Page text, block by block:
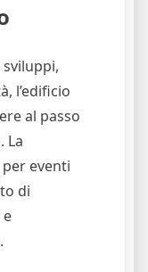
l’edificio
al passo
La
eventi
di